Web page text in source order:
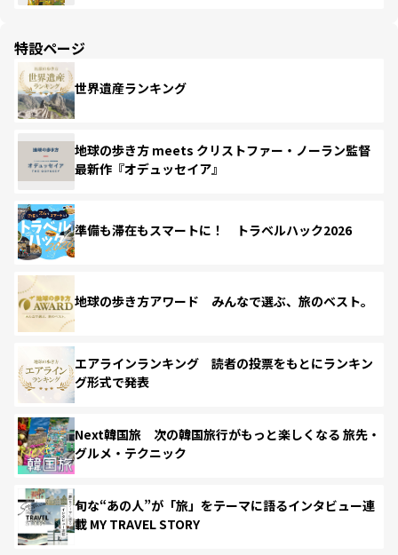
特設ページ
世界遺産ランキング
地球の歩き方 meets クリストファー・ノーラン監督
最新作『オデュッセイア』
準備も滞在もスマートに！ トラベルハック2026
地球の歩き方アワード みんなで選ぶ、旅のベスト。
エアラインランキング 読者の投票をもとにランキン
グ形式で発表
Next韓国旅 次の韓国旅行がもっと楽しくなる 旅先・
グルメ・テクニック
旬な“あの人”が「旅」をテーマに語るインタビュー連
載 MY TRAVEL STORY